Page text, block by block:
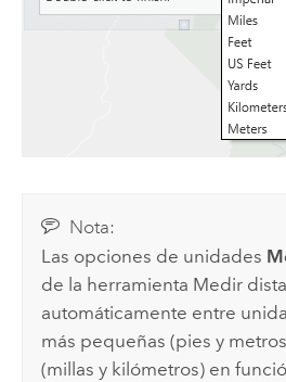
Nota:
Las opciones de unidades
de la herramienta Medir
automáticamente entre
más pequeñas (pies y
(millas y kilómetros) en